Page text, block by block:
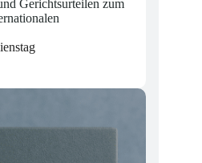
Gerichtsurteilen zum